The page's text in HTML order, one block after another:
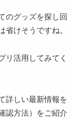
のグッズを探し回
省けそうですね。
リ活用してみてく
詳しい最新情報を
認方法）をご紹介